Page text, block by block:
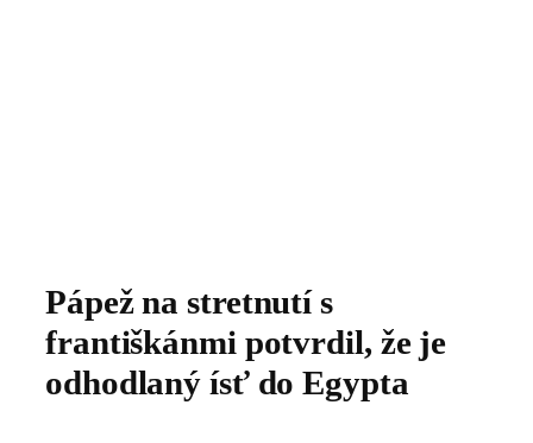
Pápež na stretnutí s
františkánmi potvrdil, že je
odhodlaný ísť do Egypta